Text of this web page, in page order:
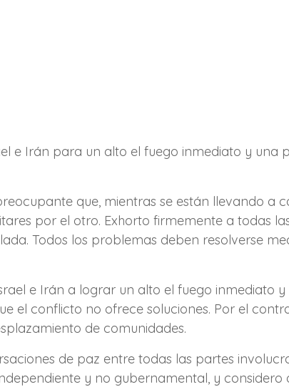
e Irán para un alto el fuego inmediato y una
que, mientras se están llevando a
por el otro. Exhorto firmemente a todas
Todos los problemas deben resolverse
e Irán a lograr un alto el fuego inmediato
el conflicto no ofrece soluciones. Por el
de comunidades.
de paz entre todas las partes
y no gubernamental, y considero